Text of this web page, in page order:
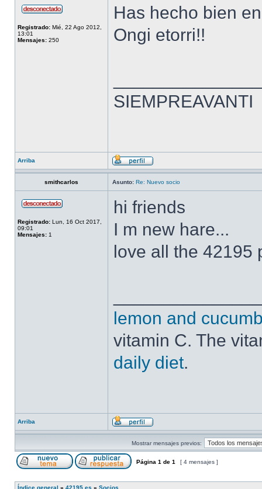
Registrado: Mié, 22 Ago 2012,
13:01
Mensajes: 250
Has hecho bien
Ongi etorri!!
SIEMPREAVANTI
Arriba
smithcarlos Asunto: Re: Nuevo socio
Registrado: Lun, 16 Oct 2017,
09:01
Mensajes: 1
hi friends
I m new hare...
love all the 42195
lemon and
vitamin C. The
daily diet.
Arriba
Mostrar mensajes previos:
Página 1 de 1 [ 4 mensajes ]
Índice general » 42195.es » Socios